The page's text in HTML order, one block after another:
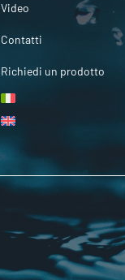
Video
Contatti
Richiedi un prodotto